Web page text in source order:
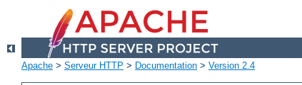
Apache > Serveur HTTP > Documentation > Version 2.4